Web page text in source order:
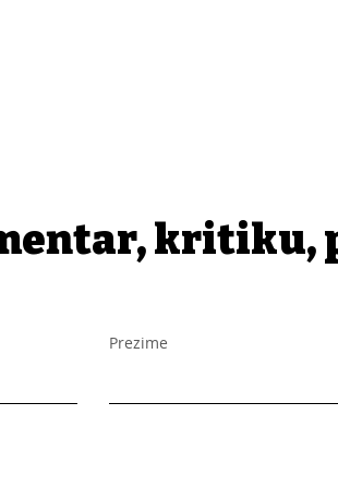
kritiku,
Prezime